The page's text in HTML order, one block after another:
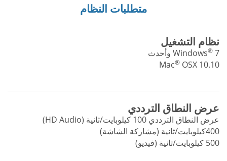
متطلبات النظام
نظام التشغيل
Windows® 7 وأحدث
Mac® OSX 10.10
عرض النطاق الترددي
عرض النطاق الترددي 100 كيلوبايت/ثانية (HD Audio)
400كيلوبايت/ثانية (مشاركة الشاشة)
500 كيلوبايت/ثانية (فيديو)